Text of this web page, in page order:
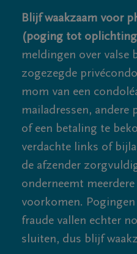
Blijf waakzaam voor
(poging tot
meldingen over valse
zogezegde
mom van een
mailadressen, andere
of een betaling te
verdachte links of
de afzender
onderneemt
voorkomen.
fraude vallen echter
sluiten, dus blijf